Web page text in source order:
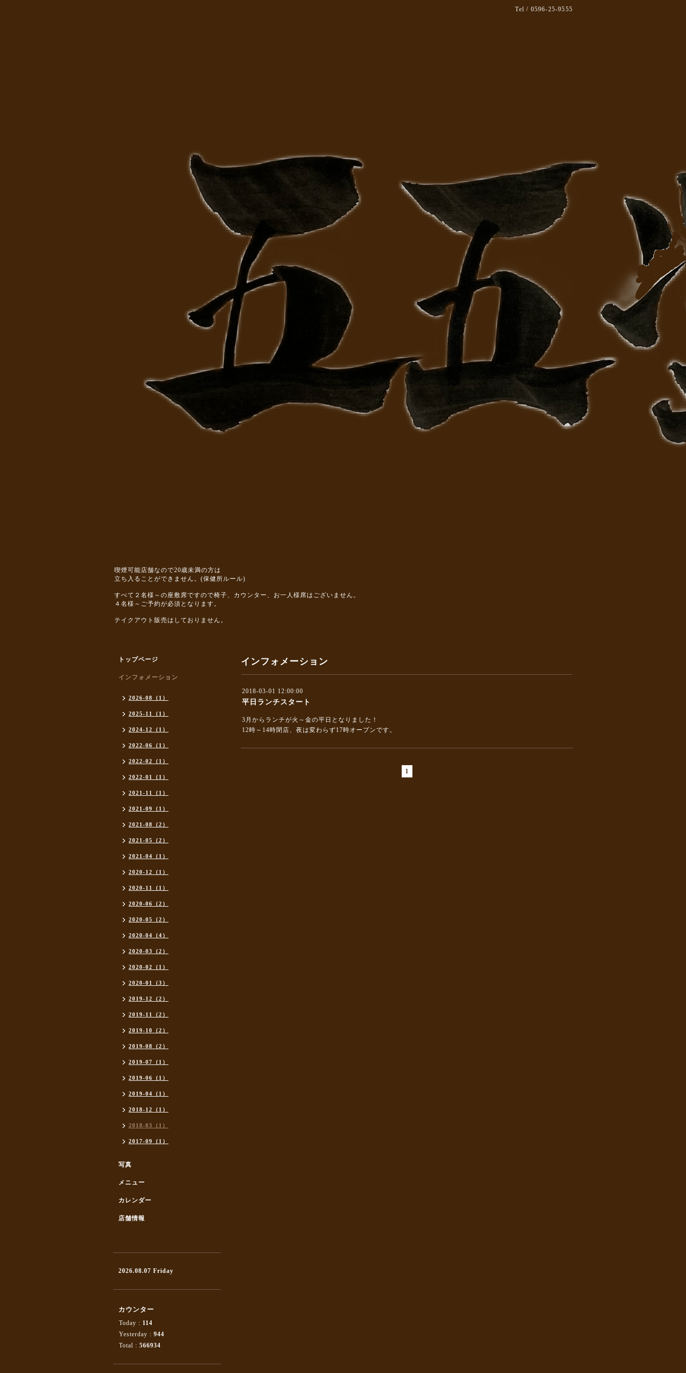
Tel / 0596-25-9555
喫煙可能店舗なので20歳未満の方は
立ち入ることができません。(保健所ルール)
すべて２名様～の座敷席ですので椅子、カウンター、お一人様席はございません。
４名様～ご予約が必須となります。
テイクアウト販売はしておりません。
インフォメーション
2018-03-01 12:00:00
平日ランチスタート
3月からランチが火～金の平日となりました！
12時～14時閉店、夜は変わらず17時オープンです。
1
トップページ
インフォメーション
2026-08（1）
2025-11（1）
2024-12（1）
2022-06（1）
2022-02（1）
2022-01（1）
2021-11（1）
2021-09（1）
2021-08（2）
2021-05（2）
2021-04（1）
2020-12（1）
2020-11（1）
2020-06（2）
2020-05（2）
2020-04（4）
2020-03（2）
2020-02（1）
2020-01（3）
2019-12（2）
2019-11（2）
2019-10（2）
2019-08（2）
2019-07（1）
2019-06（1）
2019-04（1）
2018-12（1）
2018-03（1）
2017-09（1）
写真
メニュー
カレンダー
店舗情報
2026.08.07 Friday
カウンター
Today : 114
Yesterday : 944
Total : 566934